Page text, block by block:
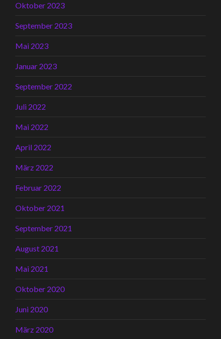
Oktober 2023
September 2023
Mai 2023
Januar 2023
September 2022
Juli 2022
Mai 2022
April 2022
März 2022
Februar 2022
Oktober 2021
September 2021
August 2021
Mai 2021
Oktober 2020
Juni 2020
März 2020